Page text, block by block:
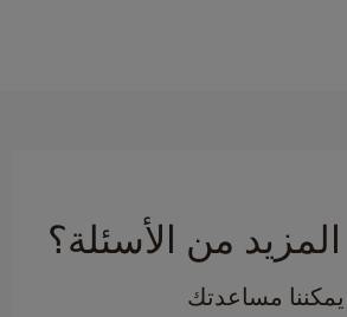
من الأسئلة؟
يمكننا مساعدتك